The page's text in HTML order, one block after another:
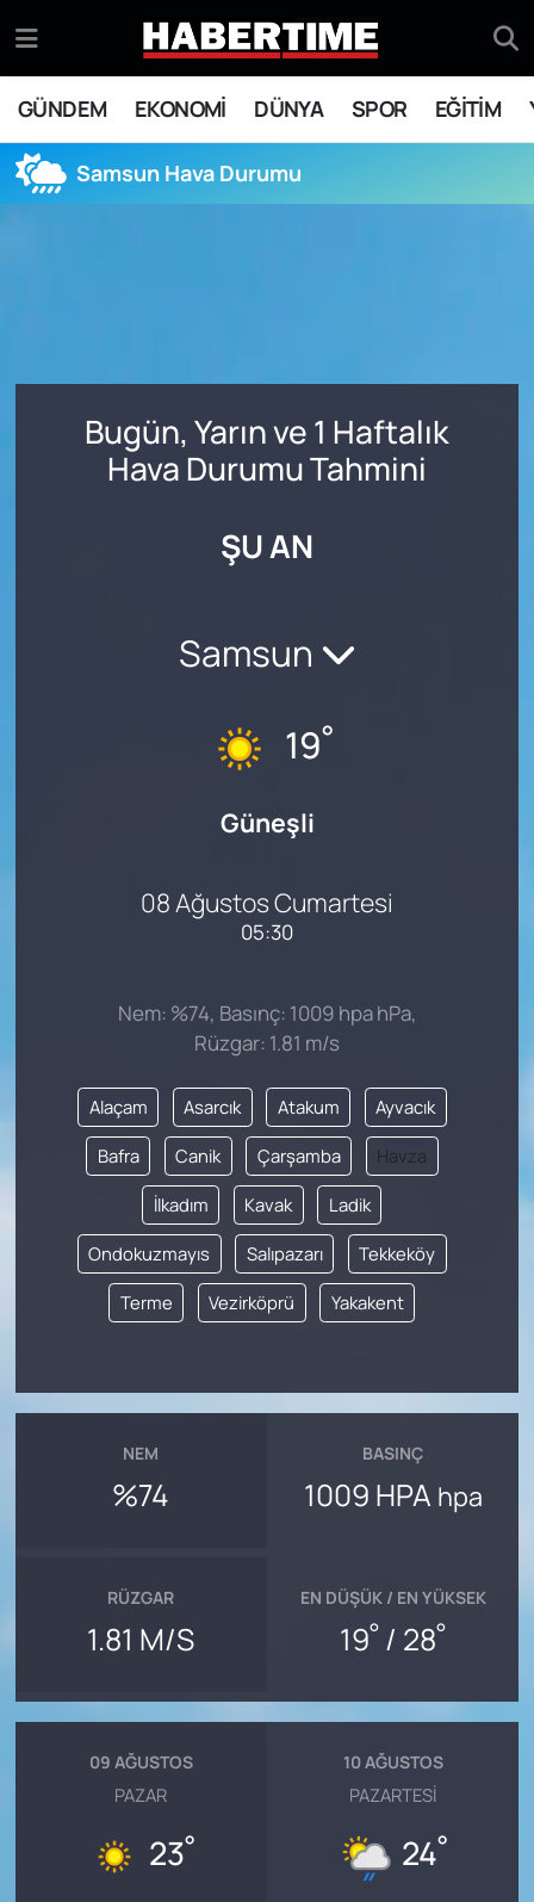
GÜNDEM EKONOMİ DÜNYA SPOR EĞİTİM
Samsun Hava Durumu
Bugün, Yarın ve 1 Haftalık
Hava Durumu Tahmini
ŞU AN
Samsun
19°
Güneşli
08 Ağustos Cumartesi
05:30
Nem: %74, Basınç: 1009 hpa hPa,
Rüzgar: 1.81 m/s
Alaçam Asarcık Atakum Ayvacık
Bafra Canik Çarşamba Havza
İlkadım Kavak Ladik
Ondokuzmayıs Salıpazarı Tekkeköy
Terme Vezirköprü Yakakent
NEM
%74
BASINÇ
1009 HPA hpa
RÜZGAR
1.81 M/S
EN DÜŞÜK / EN YÜKSEK
19° / 28°
09 AĞUSTOS
PAZAR
23°
10 AĞUSTOS
PAZARTESI
24°
EKONOMİ
DÜNYA
SİYASET
Eskişehir Nöbetçi Eczaneler
Eskişehir Hava Durumu
Eskişehir Namaz Vakitleri
Son Dakika Haberleri